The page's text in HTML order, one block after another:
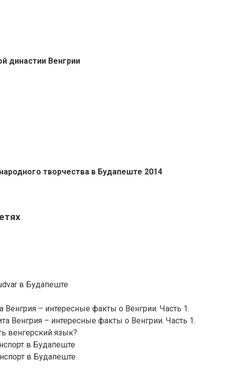
династии Венгрии
творчества в Будапеште 2014
в Будапеште
Венгрия – интересные факты о Венгрии. Часть 1.
Венгрия – интересные факты о Венгрии. Часть 1.
венгерский язык?
в Будапеште
в Будапеште